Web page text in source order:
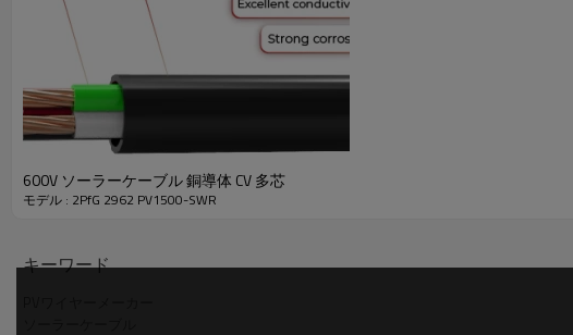
定格電圧
1500V DC
テスト項目
ケーブル全体の静電容量の変化
ケーブル全体の直流に対する絶縁の長期
カビ増殖試験
600V ソーラーケーブル 銅導体 CV 多芯
モデル : 2PfG 2962 PV1500-SWR
キーワード